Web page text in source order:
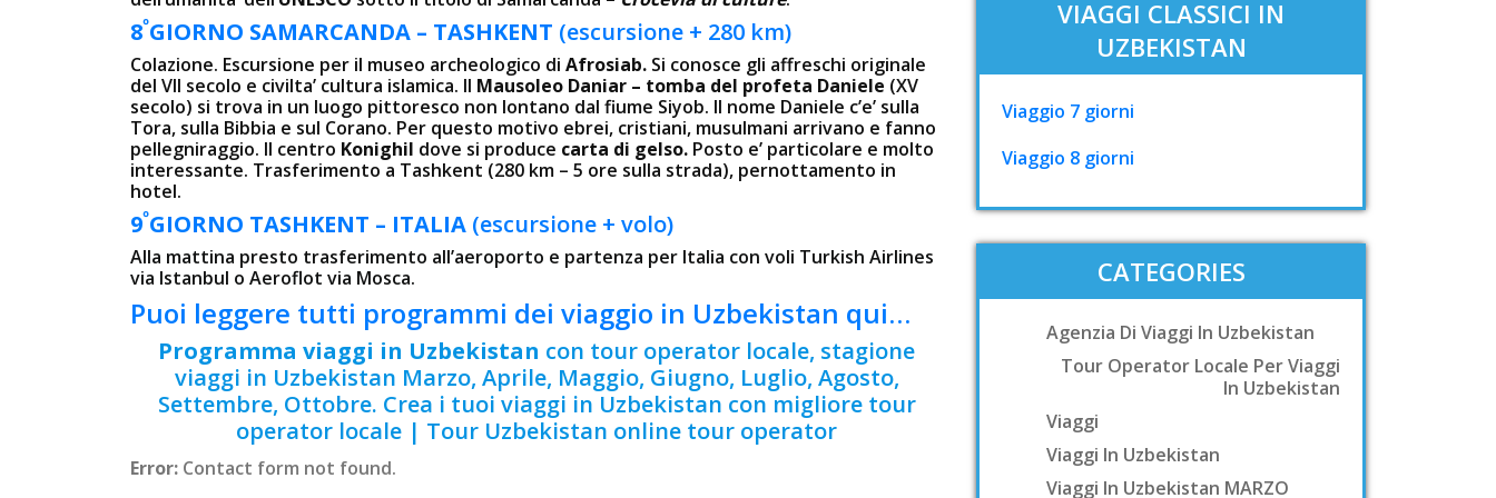
8ºGIORNO SAMARCANDA – TASHKENT (escursione + 280 km)
Colazione. Escursione per il museo archeologico di Afrosiab. Si conosce gli affreschi originale
del VII secolo e civilta’ cultura islamica. Il Mausoleo Daniar – tomba del profeta Daniele (XV
secolo) si trova in un luogo pittoresco non lontano dal fiume Siyob. Il nome Daniele c’e’ sulla
Tora, sulla Bibbia e sul Corano. Per questo motivo ebrei, cristiani, musulmani arrivano e fanno
pellegniraggio. Il centro Konighil dove si produce carta di gelso. Posto e’ particolare e molto
interessante. Trasferimento a Tashkent (280 km – 5 ore sulla strada), pernottamento in
hotel.
9ºGIORNO TASHKENT – ITALIA (escursione + volo)
Alla mattina presto trasferimento all’aeroporto e partenza per Italia con voli Turkish Airlines
via Istanbul o Aeroflot via Mosca.
Puoi leggere tutti programmi dei viaggio in Uzbekistan qui…
Programma viaggi in Uzbekistan con tour operator locale, stagione
viaggi in Uzbekistan Marzo, Aprile, Maggio, Giugno, Luglio, Agosto,
Settembre, Ottobre. Crea i tuoi viaggi in Uzbekistan con migliore tour
operator locale | Tour Uzbekistan online tour operator
Error: Contact form not found.
VIAGGI CLASSICI IN
UZBEKISTAN
Viaggio 7 giorni
Viaggio 8 giorni
CATEGORIES
Agenzia Di Viaggi In Uzbekistan
Tour Operator Locale Per Viaggi
In Uzbekistan
Viaggi
Viaggi In Uzbekistan
Viaggi In Uzbekistan MARZO